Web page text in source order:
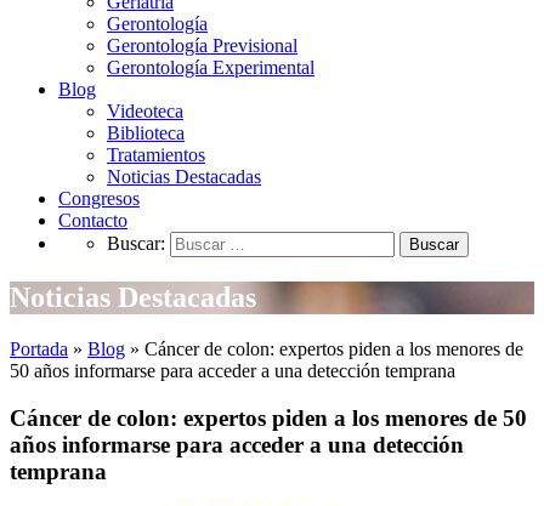
Gerontología
Gerontología Previsional
Gerontología Experimental
Blog
Videoteca
Biblioteca
Tratamientos
Noticias Destacadas
Congresos
Contacto
Buscar:
Noticias Destacadas
Portada » Blog » Cáncer de colon: expertos piden a los menores de
50 años informarse para acceder a una detección temprana
Cáncer de colon: expertos piden a los menores de 50
años informarse para acceder a una detección
temprana